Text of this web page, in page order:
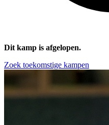
Dit kamp is afgelopen.
Zoek toekomstige kampen